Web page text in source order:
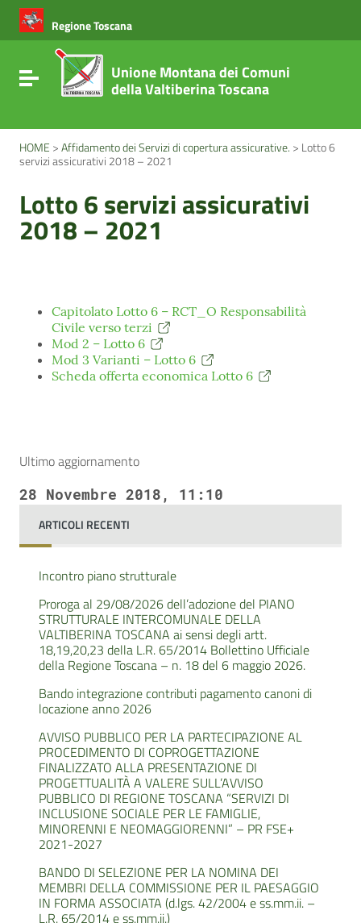
Vai ai contenuti
Vai al menu di navigazione
Vai al footer
Regione Toscana
Attiva / disattiva la navigazione
Unione Montana dei Comuni
della Valtiberina Toscana
HOME >Affidamento dei Servizi di copertura assicurative. > Lotto 6
servizi assicurativi 2018 – 2021
Lotto 6 servizi assicurativi
2018 – 2021
ARTICOLI RECENTI
Incontro piano strutturale
Proroga al 29/08/2026 dell’adozione del PIANO
STRUTTURALE INTERCOMUNALE DELLA
VALTIBERINA TOSCANA ai sensi degli artt.
18,19,20,23 della L.R. 65/2014 Bollettino Ufficiale
della Regione Toscana – n. 18 del 6 maggio 2026.
Bando integrazione contributi pagamento canoni di
locazione anno 2026
AVVISO PUBBLICO PER LA PARTECIPAZIONE AL
PROCEDIMENTO DI COPROGETTAZIONE
FINALIZZATO ALLA PRESENTAZIONE DI
PROGETTUALITÀ A VALERE SULL’AVVISO
PUBBLICO DI REGIONE TOSCANA “SERVIZI DI
INCLUSIONE SOCIALE PER LE FAMIGLIE,
MINORENNI E NEOMAGGIORENNI” – PR FSE+
2021-2027
BANDO DI SELEZIONE PER LA NOMINA DEI
MEMBRI DELLA COMMISSIONE PER IL PAESAGGIO
IN FORMA ASSOCIATA (d.lgs. 42/2004 e ss.mm.ii. –
L.R. 65/2014 e ss.mm.ii.)
Capitolato Lotto 6 – RCT_O Responsabilità
Civile verso terzi
Mod 2 – Lotto 6
Mod 3 Varianti – Lotto 6
Scheda offerta economica Lotto 6
Ultimo aggiornamento
28 Novembre 2018, 11:10